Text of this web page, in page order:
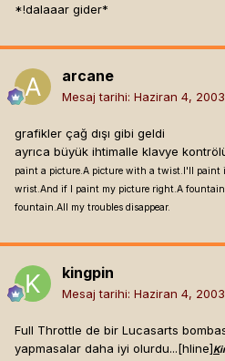
*!dalaaar gider*
arcane
Mesaj tarihi: Haziran 4, 2003
grafikler çağ dışı gibi geldi
ayrıca büyük ihtimalle klavye
paint a picture.A picture with a twist.I'll
wrist.And if I paint my picture right.A
fountain.All my troubles disappear.
kingpin
Mesaj tarihi: Haziran 4, 2003
Full Throttle de bir Lucasarts
yapmasalar daha iyi olurdu...[hline]K